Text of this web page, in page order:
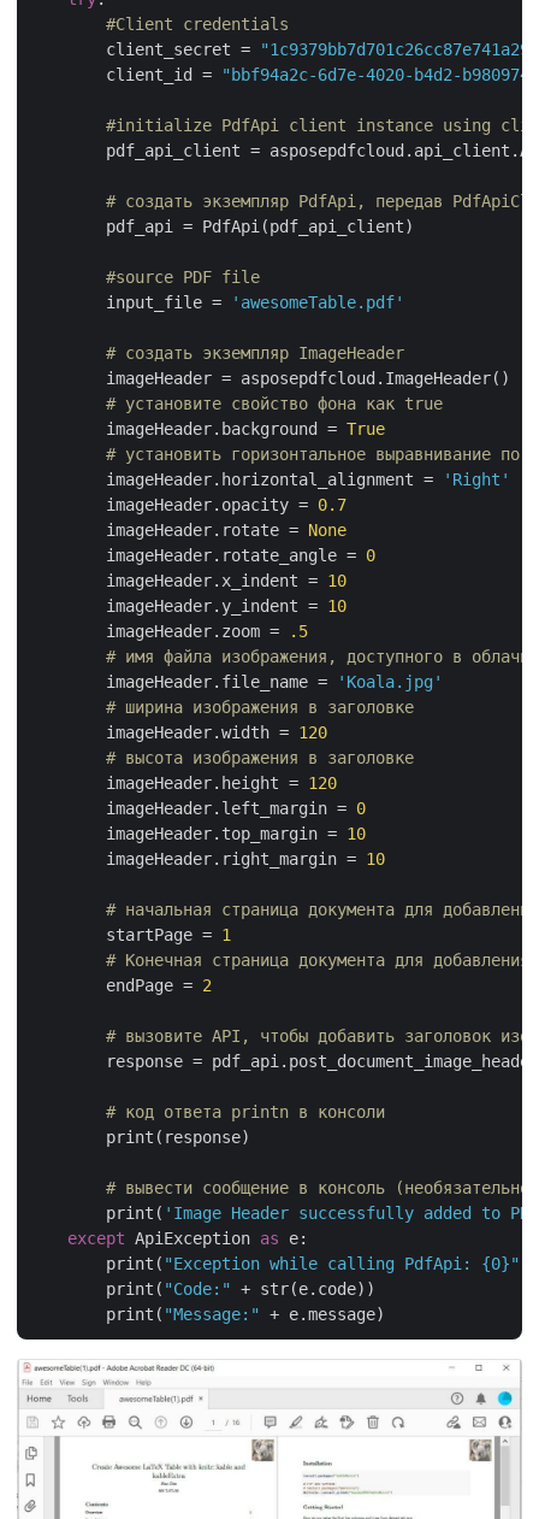
#Client credentials
        client_secret =
        client_id =
"bbf94a2c-6d7e-4020-b4d2-
#initialize PdfApi client instance using
pdf_api_client =
# создать экземпляр PdfApi, передав
        pdf_api = PdfApi(pdf_api_client)
#source PDF file
        input_file =
'awesomeTable.pdf'
# создать экземпляр ImageHeader
        imageHeader = asposepdfcloud.ImageHeader()
# установите свойство фона как true
        imageHeader.background =
True
# установить горизонтальное выравнивание по
        imageHeader.horizontal_alignment =
'Right'
        imageHeader.opacity =
0.7
        imageHeader.rotate =
None
        imageHeader.rotate_angle =
0
        imageHeader.x_indent =
10
        imageHeader.y_indent =
10
        imageHeader.zoom =
.5
# имя файла изображения, доступного в
        imageHeader.file_name =
'Koala.jpg'
# ширина изображения в заголовке
        imageHeader.width =
120
# высота изображения в заголовке
        imageHeader.height =
120
        imageHeader.left_margin =
0
        imageHeader.top_margin =
10
        imageHeader.right_margin =
10
# начальная страница документа для
        startPage =
1
# Конечная страница документа для добавления
        endPage =
2
# вызовите API, чтобы добавить заголовок
response =
# код ответа printn в консоли
        print(response)
# вывести сообщение в консоль (необязательно)
        print(
'Image Header successfully added to
except ApiException as e:
        print(
"Exception while calling PdfApi: {0}"
        print(
"Code:"
+ str(e.code))
        print(
"Message:"